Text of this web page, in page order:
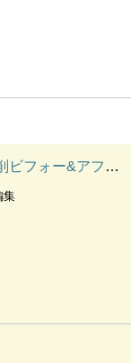
フォー&アフター
集